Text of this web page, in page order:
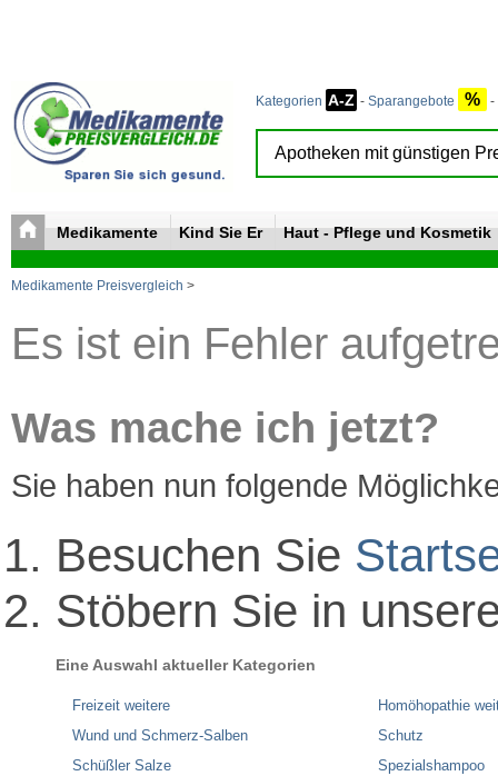
Kategorien A-Z - Sparangebote % -
Medikamente Kind Sie Er Haut - Pflege und Kosmetik
Medikamente Preisvergleich >
Es ist ein Fehler
Was mache ich jetzt?
Sie haben nun folgende
Besuchen Sie
Stöbern Sie in
Eine Auswahl aktueller Kategorien
Freizeit weitere
Wund und Schmerz-Salben
Schüßler Salze
Homöhopathie
Schutz
Spezialshampoo